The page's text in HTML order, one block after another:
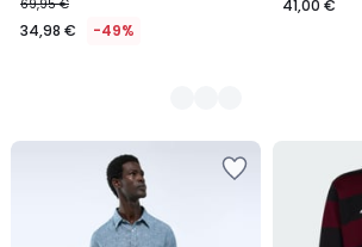
69,95 €
34,98 € -49%
41,00 €